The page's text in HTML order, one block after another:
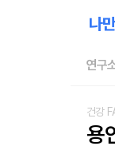
연구
건강
용